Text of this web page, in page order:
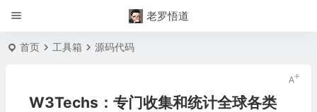
老罗悟道
首页 工具箱 源码代码
W3Techs：专门收集和统计全球各类